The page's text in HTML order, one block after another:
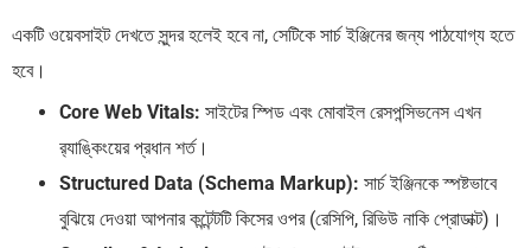
একটি ওয়েবসাইট দেখতে সুন্দর হলেই হবে না, সেটিকে সার্চ ইঞ্জিনের জন্য পাঠযোগ্য হতে
হবে।
Core Web Vitals: সাইটের স্পিড এবং মোবাইল রেসপন্সিভনেস এখন
র‍্যাঙ্কিংয়ের প্রধান শর্ত।
Structured Data (Schema Markup): সার্চ ইঞ্জিনকে স্পষ্টভাবে
বুঝিয়ে দেওয়া আপনার কন্টেন্টটি কিসের ওপর (রেসিপি, রিভিউ নাকি প্রোডাক্ট)।